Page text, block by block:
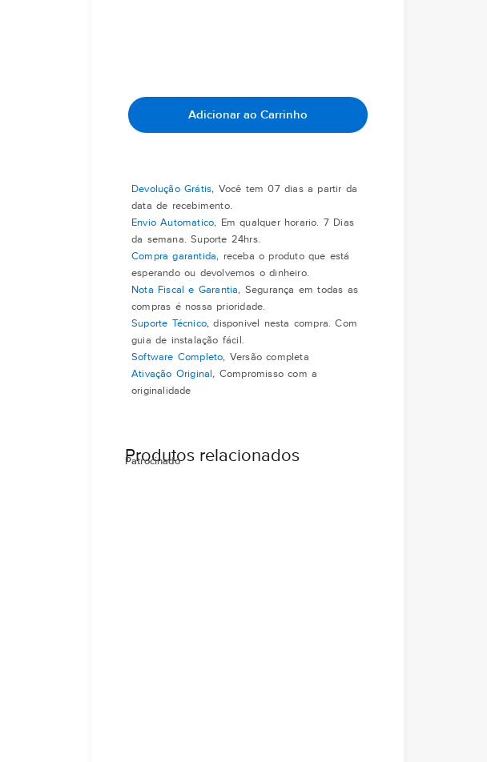
Devolução Grátis, Você tem 07 dias a partir da
data de recebimento.
Envio Automatico, Em qualquer horario. 7 Dias
da semana. Suporte 24hrs.
Compra garantida, receba o produto que está
esperando ou devolvemos o dinheiro.
Nota Fiscal e Garantia, Segurança em todas as
compras é nossa prioridade.
Suporte Técnico, disponivel nesta compra. Com
guia de instalação fácil.
Software Completo, Versão completa
Ativação Original , Compromisso com a
originalidade
Produtos relacionados
Patrocinado
Adicionar ao Carrinho